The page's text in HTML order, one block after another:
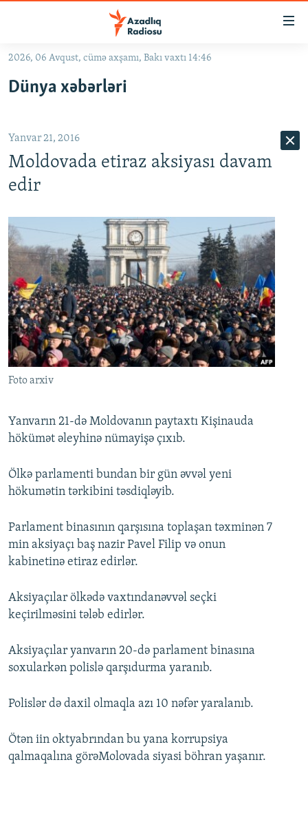
Əsas
qayıt
qayıt
Axtarışa
#İZAHLA
MULTIMEDIA
VIDEO
FOTOQALEREYA
İNFOQRAFIKA
KARIKATURA
RADIO ARXIV
OXU ZALI
AZƏRBAYCAN ƏDƏBIYYATI KITABXANASI
İSLAM VƏ DEMOKRATIYA
HAQQIMIZDA
MISSIYAMIZ
PEŞƏ ETIKASI VƏ JURNALISTIKA STANDARTLARIMIZ
BIZIMLƏ ƏLAQƏ
XƏBƏR BÜLLETENLƏRIMIZ
BIZI IZLƏ
2026, 06 Avqust, cümə axşamı, Bakı vaxtı 14:46
Dünya xəbərləri
Yanvar 21, 2016
Moldovada etiraz aksiyası davam
edir
Foto arxiv
Yanvarın 21-də Moldovanın paytaxtı Kişinauda
hökümət əleyhinə nümayişə çıxıb.
Ölkə parlamenti bundan bir gün əvvəl yeni
hökumətin tərkibini təsdiqləyib.
Parlament binasının qarşısına toplaşan təxminən 7
min aksiyaçı baş nazir Pavel Filip və onun
kabinetinə etiraz edirlər.
Aksiyaçılar ölkədə vaxtındanəvvəl seçki
keçirilməsini tələb edirlər.
Aksiyaçılar yanvarın 20-də parlament binasına
soxularkən polislə qarşıdurma yaranıb.
Polislər də daxil olmaqla azı 10 nəfər yaralanıb.
Ötən iin oktyabrından bu yana korrupsiya
qalmaqalına görəMolovada siyasi böhran yaşanır.